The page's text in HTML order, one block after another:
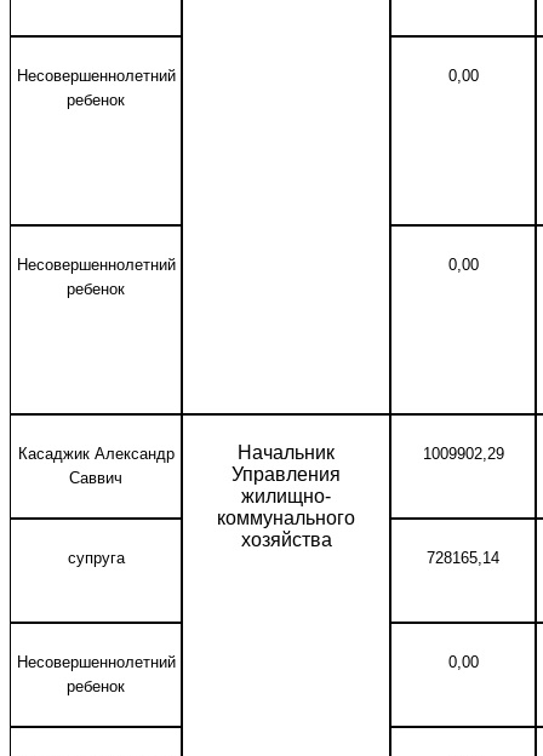
Несовершеннолетний
ребенок
0,00
Несовершеннолетний
ребенок
0,00
Касаджик Александр
Саввич
Начальник
Управления
жилищно-
коммунального
хозяйства
1009902,29
супруга 728165,14
Несовершеннолетний
ребенок
0,00